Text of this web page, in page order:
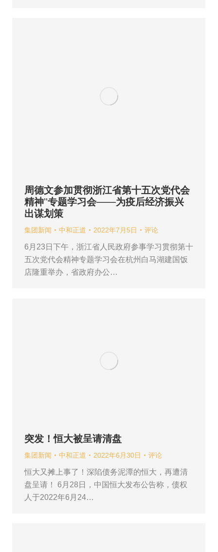
周德文参加贯彻浙江省第十五次党代会
精神”专题学习会——为疫后经济振兴
出谋划策
集团新闻 中和正道 2022年7月5日 评论
6月23日下午，浙江省人民政府参事学习贯彻第十
五次党代会精神专题学习会在杭州白马湖建国饭
店隆重举办，省政府办公…
突发！恒大被呈请清盘
集团新闻 中和正道 2022年6月30日 评论
恒大又摊上事了！深陷债务泥潭的恒大，再遭清
盘呈请！ 6月28日，中国恒大发布公告称，债权
人于2022年6月24…